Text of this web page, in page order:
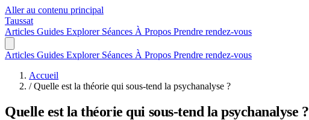
Aller au contenu principal
Taussat
Articles Guides Explorer Séances À Propos Prendre rendez-vous
Articles Guides Explorer Séances À Propos Prendre rendez-vous
Accueil
/ Quelle est la théorie qui sous-tend la psychanalyse ?
Quelle est la théorie qui sous-tend la psychanalyse ?